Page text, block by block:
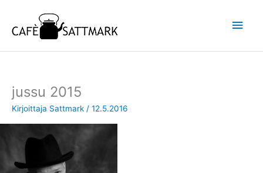
jussu 2015
Kirjoittaja Sattmark / 12.5.2016